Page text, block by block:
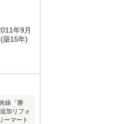
年9月
(築15年)
線「勝
加リフォ
ーマート